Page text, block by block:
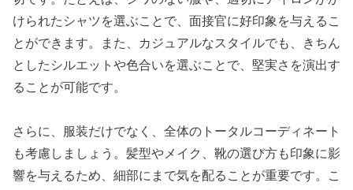
けられたシャツを選ぶことで、面接官に好印象を与えるこ
とができます。また、カジュアルなスタイルでも、きちん
としたシルエットや色合いを選ぶことで、堅実さを演出す
ることが可能です。
さらに、服装だけでなく、全体のトータルコーディネート
も考慮しましょう。髪型やメイク、靴の選び方も印象に影
響を与えるため、細部にまで気を配ることが重要です。こ